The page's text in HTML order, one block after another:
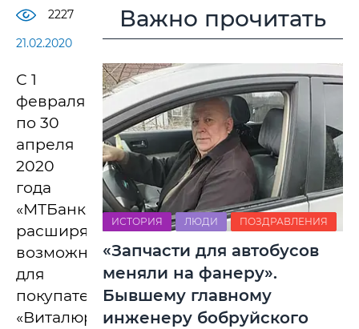
2227
21.02.2020
С 1
февраля
по 30
апреля
2020
года
«МТБанк»
расширяет
возможности
для
покупателей
«Виталюр»
Важно прочитать
ИСТОРИЯ ЛЮДИ ПОЗДРАВЛЕНИЯ
«Запчасти для автобусов
меняли на фанеру».
Бывшему главному
инженеру бобруйского